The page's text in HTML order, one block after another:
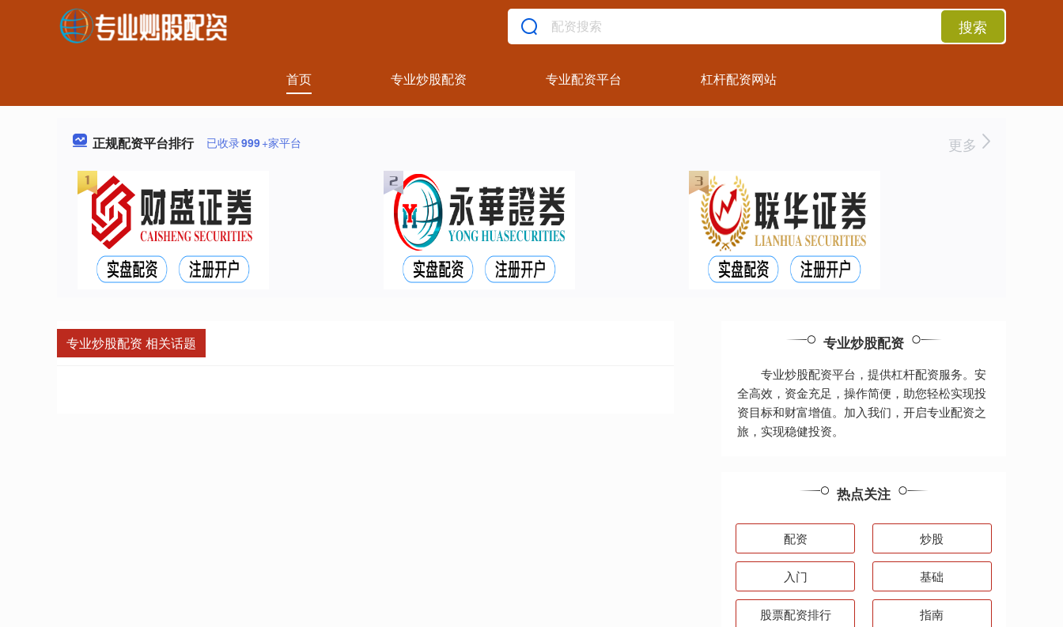
搜索
首页 专业炒股配资 专业配资平台 杠杆配资网站
正规配资平台排行 已收录999+家平台 更多
专业炒股配资 相关话题 专业炒股配资
专业炒股配资平台，提供杠杆配资服务。安
全高效，资金充足，操作简便，助您轻松实现投
资目标和财富增值。加入我们，开启专业配资之
旅，实现稳健投资。
热点关注
配资 炒股
入门 基础
股票配资排行 指南